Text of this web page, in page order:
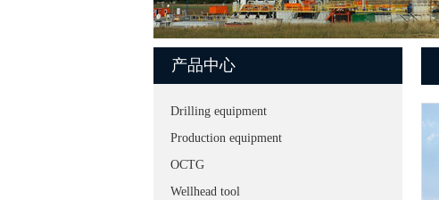
产品中心
Drilling equipment
Production equipment
OCTG
Wellhead tool